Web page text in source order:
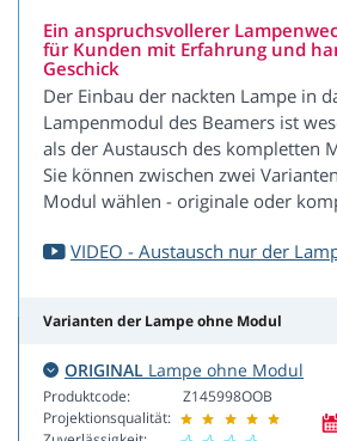
Ein anspruchsvollerer
für Kunden mit Erfahrung und
Geschick
Der Einbau der nackten Lampe in
Lampenmodul des Beamers ist
als der Austausch des kompletten
Sie können zwischen zwei
Modul wählen - originale oder
VIDEO - Austausch nur der
Varianten der Lampe ohne Modul
ORIGINAL Lampe ohne Modul
Produktcode:
Projektionsqualität:
Z145998OOB